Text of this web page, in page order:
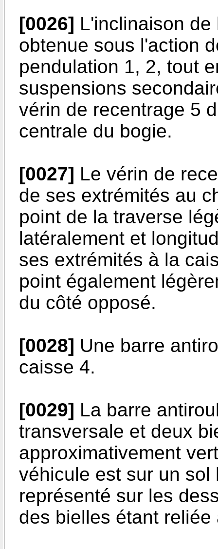
[0026] L'inclinaison
obtenue sous l'action
pendulation 1, 2, tout
suspensions
vérin de recentrage 5
centrale du bogie.
[0027] Le vérin de
de ses extrémités au
point de la traverse
latéralement et
ses extrémités à la
point également
du côté opposé.
[0028] Une barre
caisse 4.
[0029] La barre
transversale et deux
approximativement
véhicule est sur un sol
représenté sur les
des bielles étant